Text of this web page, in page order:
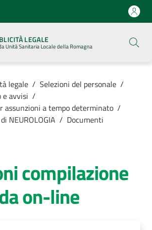
LEGALE
Unità Sanitaria Locale della Romagna
legale / Selezioni del personale /
e avvisi /
assunzioni a tempo determinato /
NEUROLOGIA / Documenti
compilazione
on-line